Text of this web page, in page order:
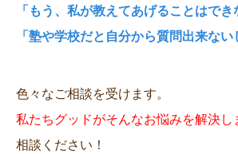
「もう、私が教えてあげることはでき
「塾や学校だと自分から質問出来ない
色々なご相談を受けます。
私たちグッドがそんなお悩みを解決し
相談ください！